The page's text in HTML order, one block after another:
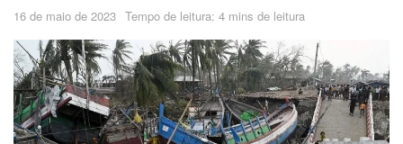
16 de maio de 2023 Tempo de leitura: 4 mins de leitura